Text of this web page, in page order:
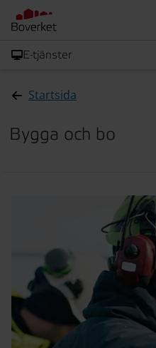
E-tjänster
Startsida
Bygga och bo